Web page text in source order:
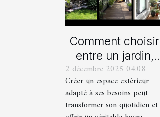
Comment choisir
entre un jardin,
une terrasse et un
balcon pour votre
espace extérieur ?
2 décembre 2025 04:08
Créer un espace extérieur
adapté à ses besoins peut
transformer son quotidien et